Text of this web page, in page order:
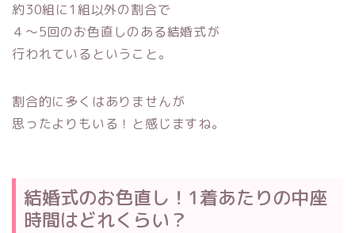
約30組に1組以外の割合で
４～5回のお色直しのある結婚式が
行われているということ。
割合的に多くはありませんが
思ったよりもいる！と感じますね。
結婚式のお色直し！1着あたりの中座
時間はどれくらい？